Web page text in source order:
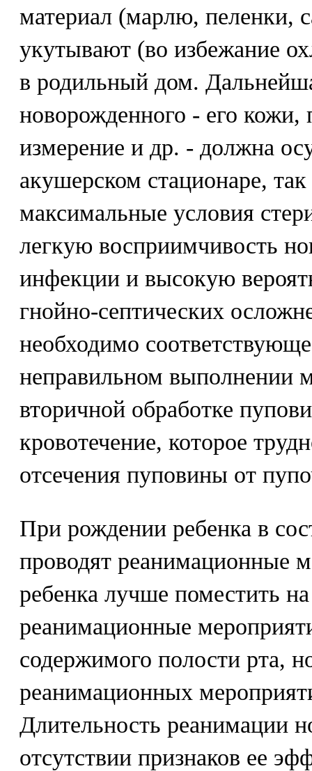
материал (марлю, пеленки,
укутывают (во избежание
в родильный дом.
новорожденного - его
измерение и др. - должна
акушерском стационаре,
максимальные условия
легкую восприимчивость
инфекции и высокую
гнойно-септических
необходимо
неправильном выполнении
вторичной обработке
кровотечение, которое
отсечения пуповины от
При рождении ребенка в
проводят реанимационные
ребенка лучше поместить
реанимационные
содержимого полости рта,
реанимационных
Длительность реанимации
отсутствии признаков ее